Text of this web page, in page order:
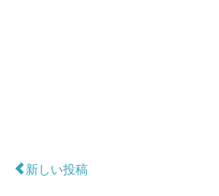
新しい投稿